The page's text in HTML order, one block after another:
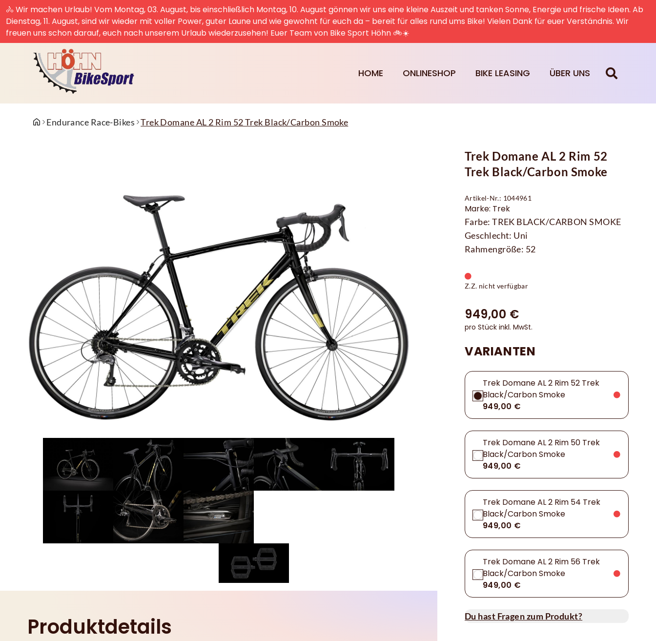
🚴 Wir machen Urlaub! Vom Montag, 03. August, bis einschließlich Montag, 10. August gönnen wir uns eine kleine Auszeit und tanken Sonne, Energie und frische Ideen. Ab
Dienstag, 11. August, sind wir wieder mit voller Power, guter Laune und wie gewohnt für euch da – bereit für alles rund ums Bike! Vielen Dank für euer Verständnis. Wir
freuen uns schon darauf, euch nach unserem Urlaub wiederzusehen! Euer Team von Bike Sport Höhn 🚲☀️
HOME ONLINESHOP BIKE LEASING ÜBER UNS
Endurance Race-Bikes Trek Domane AL 2 Rim 52 Trek Black/Carbon Smoke
Produktdetails
Trek Domane AL 2 Rim 52
Trek Black/Carbon Smoke
Artikel-Nr.: 1044961
Marke: Trek
Farbe: TREK BLACK/CARBON SMOKE
Geschlecht: Uni
Rahmengröße: 52
Z.Z. nicht verfügbar
949,00 €
pro Stück inkl. MwSt.
VARIANTEN
Trek Domane AL 2 Rim 52 Trek
Black/Carbon Smoke
949,00 €
Trek Domane AL 2 Rim 50 Trek
Black/Carbon Smoke
949,00 €
Trek Domane AL 2 Rim 54 Trek
Black/Carbon Smoke
949,00 €
Trek Domane AL 2 Rim 56 Trek
Black/Carbon Smoke
949,00 €
Du hast Fragen zum Produkt?